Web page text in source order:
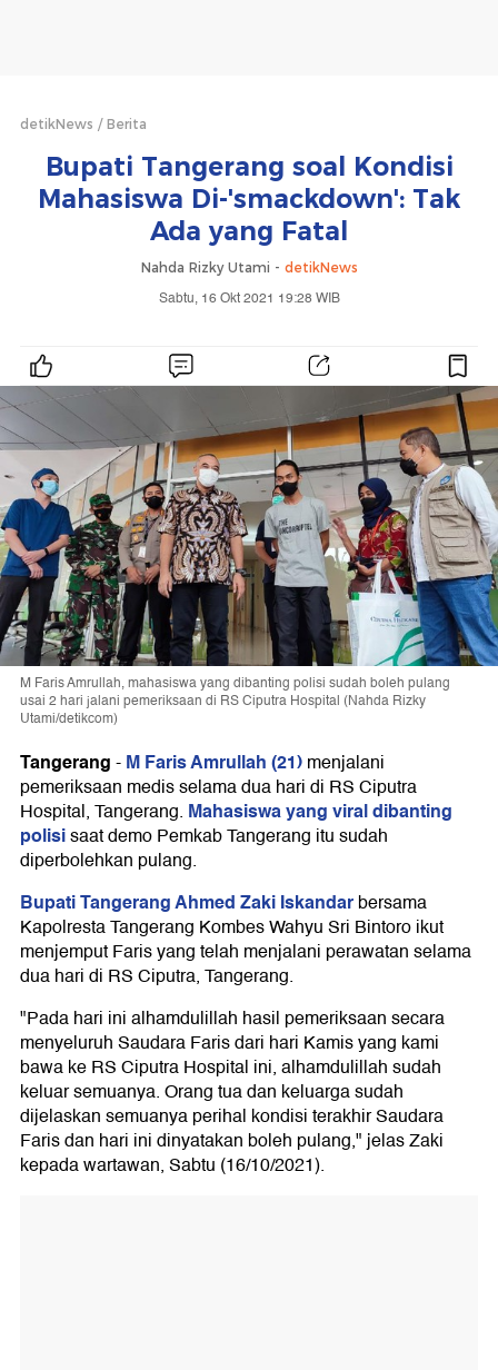
detikNews Berita
Bupati Tangerang soal Kondisi
Mahasiswa Di-'smackdown': Tak
Ada yang Fatal
Nahda Rizky Utami - detikNews
Sabtu, 16 Okt 2021 19:28 WIB
M Faris Amrullah, mahasiswa yang dibanting polisi sudah boleh pulang
usai 2 hari jalani pemeriksaan di RS Ciputra Hospital (Nahda Rizky
Utami/detikcom)
Tangerang-M Faris Amrullah (21)menjalani
pemeriksaan medis selama dua hari di RS Ciputra
Hospital, Tangerang. Mahasiswa yang viral dibanting
polisisaat demo Pemkab Tangerang itu sudah
diperbolehkan pulang.
Bupati Tangerang Ahmed Zaki Iskandarbersama
Kapolresta Tangerang Kombes Wahyu Sri Bintoro ikut
menjemput Faris yang telah menjalani perawatan selama
dua hari di RS Ciputra, Tangerang.
"Pada hari ini alhamdulillah hasil pemeriksaan secara
menyeluruh Saudara Faris dari hari Kamis yang kami
bawa ke RS Ciputra Hospital ini, alhamdulillah sudah
keluar semuanya. Orang tua dan keluarga sudah
dijelaskan semuanya perihal kondisi terakhir Saudara
Faris dan hari ini dinyatakan boleh pulang," jelas Zaki
kepada wartawan, Sabtu (16/10/2021).